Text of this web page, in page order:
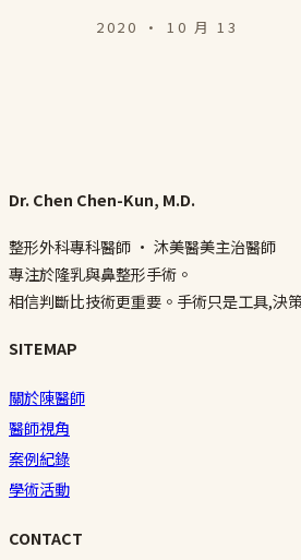
2020 · 10 月 13
Dr. Chen Chen-Kun, M.D.
整形外科專科醫師 · 沐美醫美主治醫師
專注於隆乳與鼻整形手術。
相信判斷比技術更重要。手術只是工具,決
SITEMAP
關於陳醫師
醫師視角
案例紀錄
學術活動
CONTACT